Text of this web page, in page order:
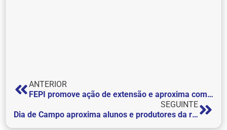
ANTERIOR
FEPI promove ação de extensão e aproxima comunidade dos cursos da área da saúde e do Direito
SEGUINTE
Dia de Campo aproxima alunos e produtores da realidade da pecuária leiteira.